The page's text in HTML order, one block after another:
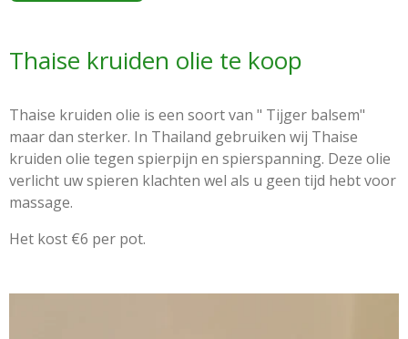
Thaise kruiden olie te koop
Thaise kruiden olie is een soort van " Tijger balsem"
maar dan sterker. In Thailand gebruiken wij Thaise
kruiden olie tegen spierpijn en spierspanning. Deze olie
verlicht uw spieren klachten wel als u geen tijd hebt voor
massage.
Het kost €6 per pot.